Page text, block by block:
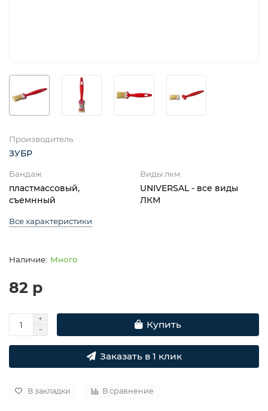
Производитель
ЗУБР
Бандаж
пластмассовый,
съемнный
Виды лкм
UNIVERSAL - все виды
ЛКМ
Все характеристики
Много
82 р
Купить
Заказать в 1 клик
В закладки В сравнение